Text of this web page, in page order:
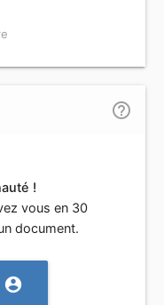
help_outline
!
vous en 30
document.
account_circle